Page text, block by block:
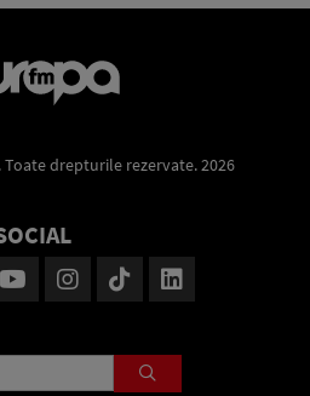
drepturile rezervate. 2026